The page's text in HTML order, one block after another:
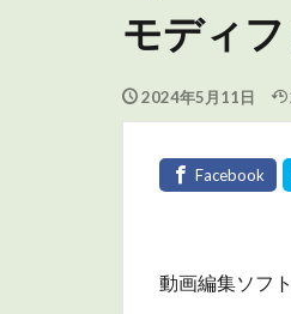
モディ
2024年5月11日
動画編集ソフ